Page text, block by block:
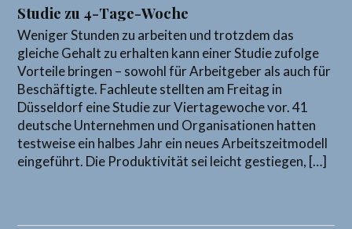
Studie zu 4-Tage-Woche
Weniger Stunden zu arbeiten und trotzdem das
gleiche Gehalt zu erhalten kann einer Studie zufolge
Vorteile bringen – sowohl für Arbeitgeber als auch für
Beschäftigte. Fachleute stellten am Freitag in
Düsseldorf eine Studie zur Viertagewoche vor. 41
deutsche Unternehmen und Organisationen hatten
testweise ein halbes Jahr ein neues Arbeitszeitmodell
eingeführt. Die Produktivität sei leicht gestiegen, […]